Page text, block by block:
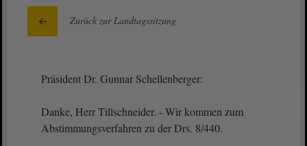
Zurück zur Landtagssitzung
Präsident Dr. Gunnar Schellenberger:
Danke, Herr Tillschneider. - Wir kommen zum
Abstimmungsverfahren zu der Drs. 8/440.